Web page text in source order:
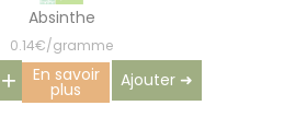
Absinthe
0.14€/gramme
+ En savoir
plus Ajouter ➜